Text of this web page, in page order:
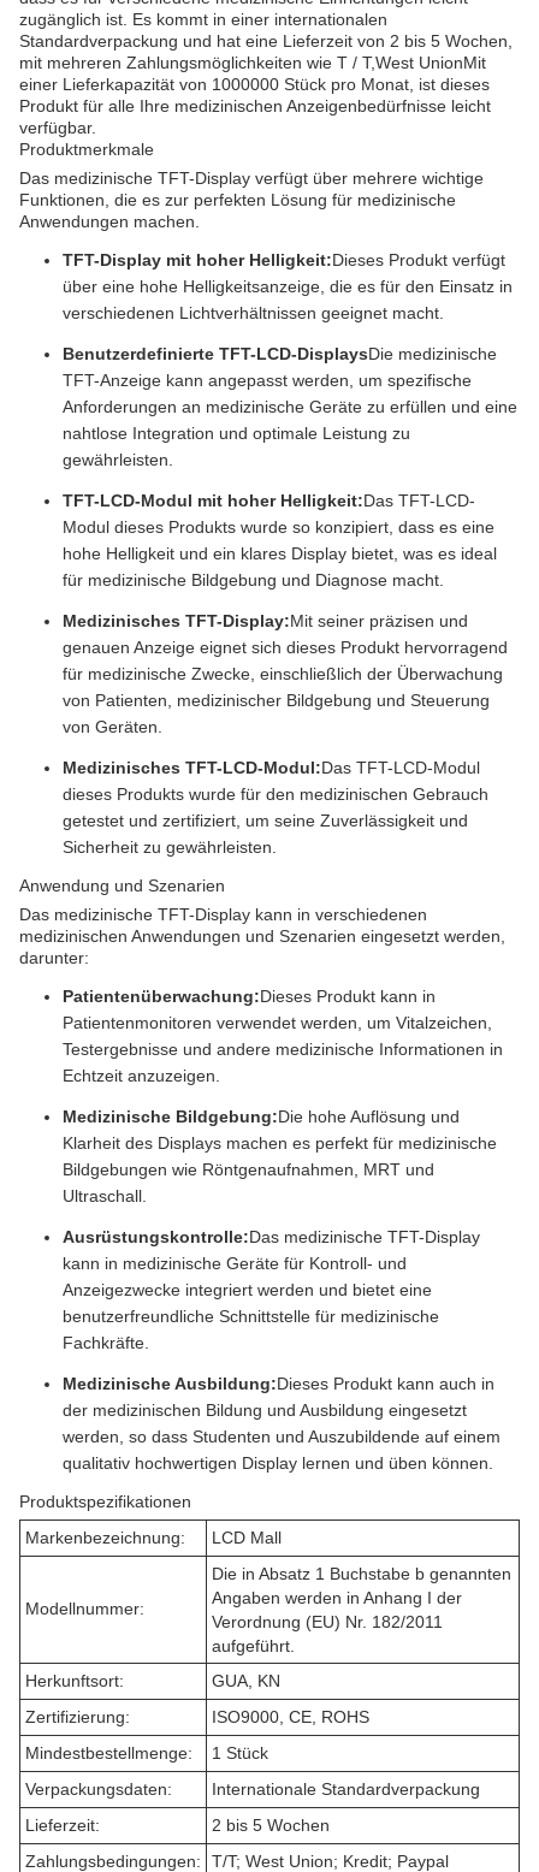
zugänglich ist. Es kommt in einer internationalen
Standardverpackung und hat eine Lieferzeit von 2 bis 5 Wochen,
mit mehreren Zahlungsmöglichkeiten wie T / T,West UnionMit
einer Lieferkapazität von 1000000 Stück pro Monat, ist dieses
Produkt für alle Ihre medizinischen Anzeigenbedürfnisse leicht
verfügbar.
Produktmerkmale
Das medizinische TFT-Display verfügt über mehrere wichtige
Funktionen, die es zur perfekten Lösung für medizinische
Anwendungen machen.
TFT-Display mit hoher Helligkeit:Dieses Produkt verfügt
über eine hohe Helligkeitsanzeige, die es für den Einsatz in
verschiedenen Lichtverhältnissen geeignet macht.
Benutzerdefinierte TFT-LCD-DisplaysDie medizinische
TFT-Anzeige kann angepasst werden, um spezifische
Anforderungen an medizinische Geräte zu erfüllen und eine
nahtlose Integration und optimale Leistung zu
gewährleisten.
TFT-LCD-Modul mit hoher Helligkeit:Das TFT-LCD-
Modul dieses Produkts wurde so konzipiert, dass es eine
hohe Helligkeit und ein klares Display bietet, was es ideal
für medizinische Bildgebung und Diagnose macht.
Medizinisches TFT-Display:Mit seiner präzisen und
genauen Anzeige eignet sich dieses Produkt hervorragend
für medizinische Zwecke, einschließlich der Überwachung
von Patienten, medizinischer Bildgebung und Steuerung
von Geräten.
Medizinisches TFT-LCD-Modul:Das TFT-LCD-Modul
dieses Produkts wurde für den medizinischen Gebrauch
getestet und zertifiziert, um seine Zuverlässigkeit und
Sicherheit zu gewährleisten.
Anwendung und Szenarien
Das medizinische TFT-Display kann in verschiedenen
medizinischen Anwendungen und Szenarien eingesetzt werden,
darunter:
Patientenüberwachung:Dieses Produkt kann in
Patientenmonitoren verwendet werden, um Vitalzeichen,
Testergebnisse und andere medizinische Informationen in
Echtzeit anzuzeigen.
Medizinische Bildgebung:Die hohe Auflösung und
Klarheit des Displays machen es perfekt für medizinische
Bildgebungen wie Röntgenaufnahmen, MRT und
Ultraschall.
Ausrüstungskontrolle:Das medizinische TFT-Display
kann in medizinische Geräte für Kontroll- und
Anzeigezwecke integriert werden und bietet eine
benutzerfreundliche Schnittstelle für medizinische
Fachkräfte.
Medizinische Ausbildung:Dieses Produkt kann auch in
der medizinischen Bildung und Ausbildung eingesetzt
werden, so dass Studenten und Auszubildende auf einem
qualitativ hochwertigen Display lernen und üben können.
Produktspezifikationen
Markenbezeichnung:
LCD Mall
Modellnummer:
Die in Absatz 1 Buchstabe b genannten
Angaben werden in Anhang I der
Verordnung (EU) Nr. 182/2011
aufgeführt.
Herkunftsort:
GUA, KN
Zertifizierung:
ISO9000, CE, ROHS
Mindestbestellmenge:
1 Stück
Verpackungsdaten:
Internationale Standardverpackung
Lieferzeit:
2 bis 5 Wochen
Zahlungsbedingungen:
T/T; West Union; Kredit; Paypal